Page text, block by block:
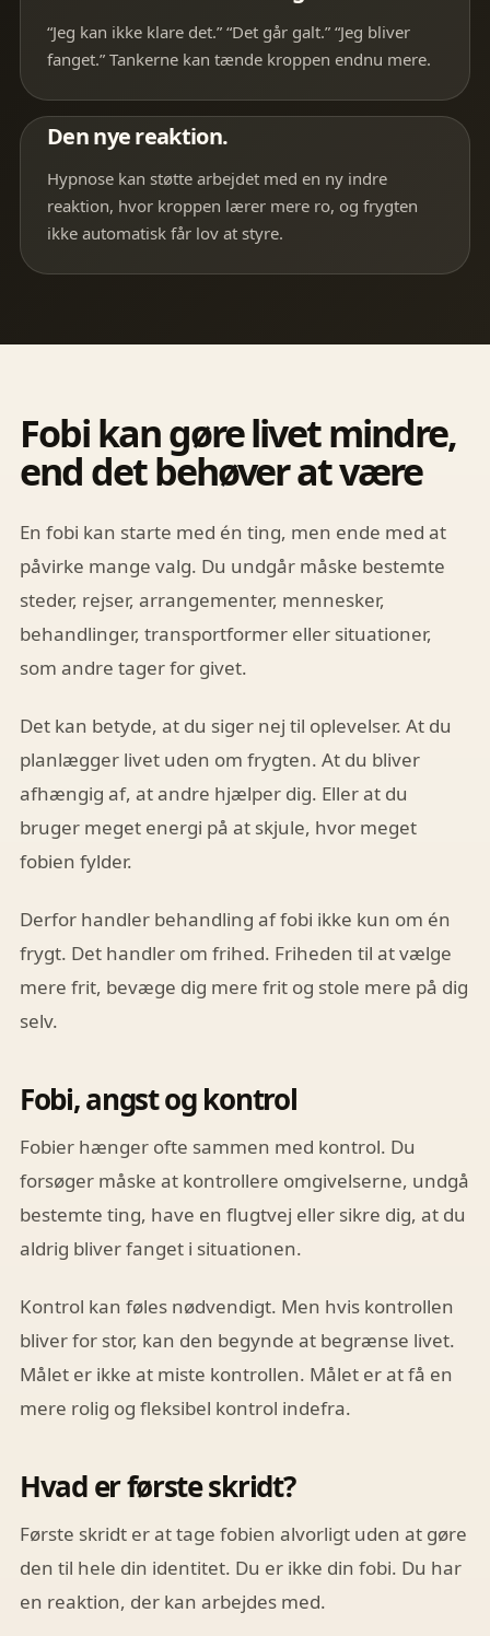
“Jeg kan ikke klare det.” “Det går galt.” “Jeg bliver
fanget.” Tankerne kan tænde kroppen endnu mere.
Den nye reaktion.
Hypnose kan støtte arbejdet med en ny indre
reaktion, hvor kroppen lærer mere ro, og frygten
ikke automatisk får lov at styre.
Fobi kan gøre livet mindre,
end det behøver at være
En fobi kan starte med én ting, men ende med at
påvirke mange valg. Du undgår måske bestemte
steder, rejser, arrangementer, mennesker,
behandlinger, transportformer eller situationer,
som andre tager for givet.
Det kan betyde, at du siger nej til oplevelser. At du
planlægger livet uden om frygten. At du bliver
afhængig af, at andre hjælper dig. Eller at du
bruger meget energi på at skjule, hvor meget
fobien fylder.
Derfor handler behandling af fobi ikke kun om én
frygt. Det handler om frihed. Friheden til at vælge
mere frit, bevæge dig mere frit og stole mere på dig
selv.
Fobi, angst og kontrol
Fobier hænger ofte sammen med kontrol. Du
forsøger måske at kontrollere omgivelserne, undgå
bestemte ting, have en flugtvej eller sikre dig, at du
aldrig bliver fanget i situationen.
Kontrol kan føles nødvendigt. Men hvis kontrollen
bliver for stor, kan den begynde at begrænse livet.
Målet er ikke at miste kontrollen. Målet er at få en
mere rolig og fleksibel kontrol indefra.
Hvad er første skridt?
Første skridt er at tage fobien alvorligt uden at gøre
den til hele din identitet. Du er ikke din fobi. Du har
en reaktion, der kan arbejdes med.